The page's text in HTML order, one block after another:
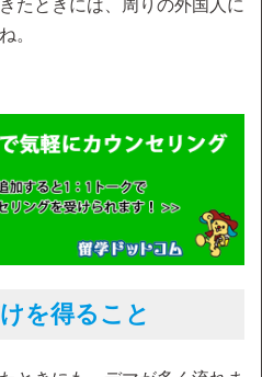
たときには、周りの外国人に
。
を得ること